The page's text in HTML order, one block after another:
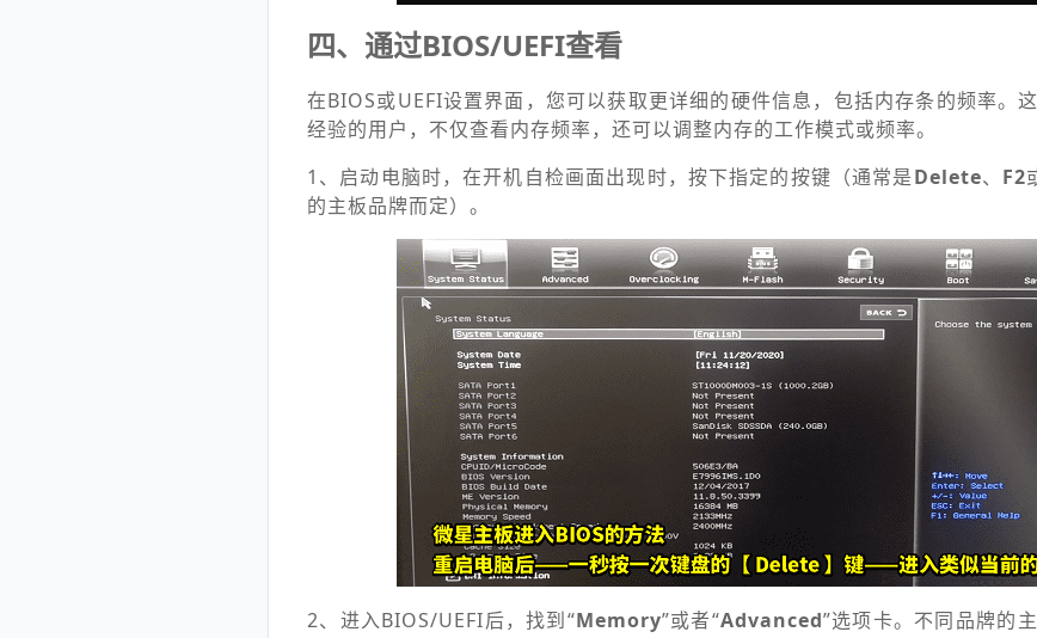
四、通过BIOS/UEFI查看
在BIOS或UEFI设置界面，您可以获取更详细的硬件信息，包括内存条的频率。
经验的用户，不仅查看内存频率，还可以调整内存的工作模式或频率。
1、启动电脑时，在开机自检画面出现时，按下指定的按键（通常是Delete、 F2
的主板品牌而定）。
2、进入BIOS/UEFI后，找到“Memory”或者“Advanced”选项卡。不同品牌的